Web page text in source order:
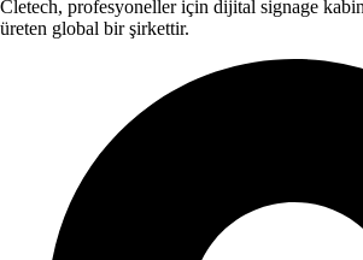
Cletech, profesyoneller için dijital signage
üreten global bir şirkettir.